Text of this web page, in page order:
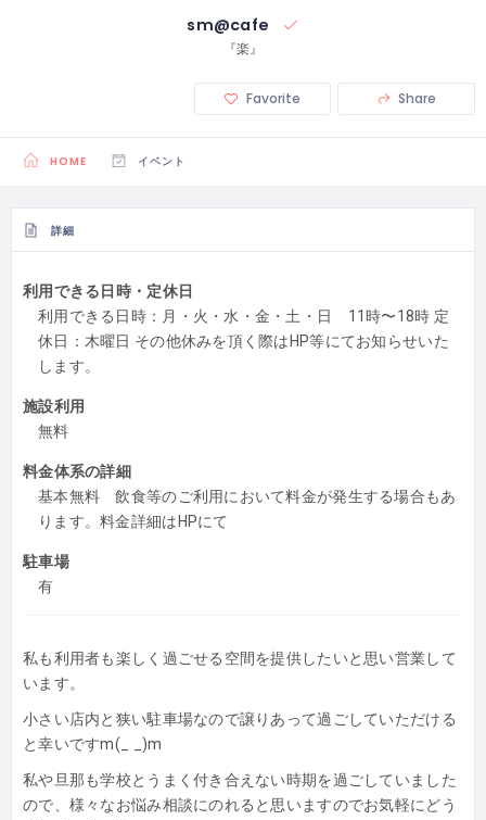
sm@cafe
『楽』
Favorite Share
HOME イベント
詳細
利用できる日時・定休日
利用できる日時：月・火・水・金・土・日 11時〜18時 定
休日：木曜日 その他休みを頂く際はHP等にてお知らせいた
します。
施設利用
無料
料金体系の詳細
基本無料 飲食等のご利用において料金が発生する場合もあ
ります。料金詳細はHPにて
駐車場
有
私も利用者も楽しく過ごせる空間を提供したいと思い営業して
います。
小さい店内と狭い駐車場なので譲りあって過ごしていただける
と幸いですm(_ _)m
私や旦那も学校とうまく付き合えない時期を過ごしていました
ので、様々なお悩み相談にのれると思いますのでお気軽にどう